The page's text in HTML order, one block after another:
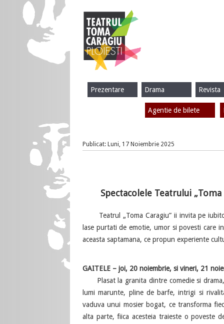
Revista
Drama
Prezentare
Agentie de bilete
Publicat: Luni, 17 Noiembrie 2025
Spectacolele Teatrului
Teatrul „Toma Caragiu” ii invita pe
lase purtati de emotie, umor si povesti care
aceasta saptamana, ce propun experiente
GAITELE – joi, 20 noiembrie, si vineri, 21
Plasat la granita dintre comedie si drama,
lumi marunte, pline de barfe, intrigi si
vaduva unui mosier bogat, ce transforma
alta parte, fiica acesteia traieste o poveste